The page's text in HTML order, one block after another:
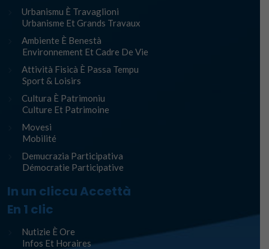
Urbanismu È Travaglioni
Urbanisme Et Grands Travaux
Ambiente È Benestà
Environnement Et Cadre De Vie
Attività Fisicà È Passa Tempu
Sport & Loisirs
Cultura È Patrimoniu
Culture Et Patrimoine
Movesi
Mobilité
Demucrazia Participativa
Démocratie Participative
In un cliccu Accettà
En 1 clic
Nutizie È Ore
Infos Et Horaires